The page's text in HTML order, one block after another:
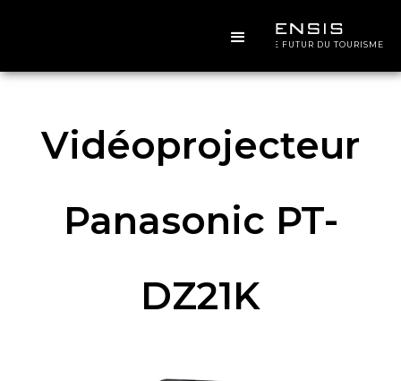
CONCEVOIR LE FUTUR DU TOURISME
Vidéoprojecteur
Panasonic PT-
DZ21K